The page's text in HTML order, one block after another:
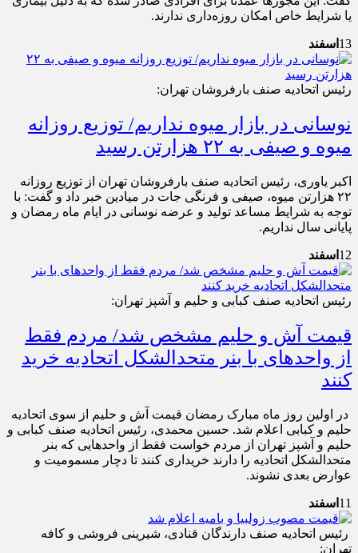
یا شرایط خاص امکان روزه‌داری ندارند.
13 اسفند
رئیس اتحادیه صنف بارفروشان تهران:
نوسانی در بازار میوه نداریم/ توزیع روزانه
میوه و صیفی به ۲۲ هزارتن رسید
اکبر یاوری، رئیس اتحادیه صنف بارفروشان تهران از توزیع روزانه
۲۲ هزارتن میوه، صیفی و فرنگی جات در میادین خبر داد و گفت: با
توجه به شرایط مساعد تولید و عرضه نوسانی در ایام‌ ماه رمضان و
پایانی سال نداریم.
12 اسفند
رئیس اتحادیه صنف کبابی و حلیم و آشپز تهران:
قیمت آش و حلیم مشخص شد/ مردم فقط
از واحدهای با بنر متحدالشکل اتحادیه خرید
کنند
در اولین روز ماه مبارک رمضان قیمت آش و حلیم از سوی اتحادیه
حلیم و کبابی اعلام شد. حسین محمدی، رئیس اتحادیه صنف کبابی و
حلیم و آشپز تهران از مردم خواست فقط از واحدهایی که بنر
متحدالشکل اتحادیه را دارند خریداری کنند تا دچار مسمومیت و
عوارض بعدی نشوند.
11 اسفند
رئیس اتحادیه صنف دارندگان قنادی، شیرینی فروشی و کافه
تهران: